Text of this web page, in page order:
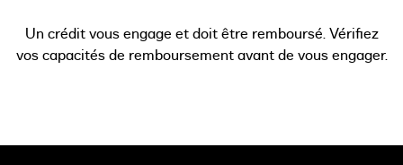
Un crédit vous engage et doit être remboursé. Vérifiez
vos capacités de remboursement avant de vous engager.